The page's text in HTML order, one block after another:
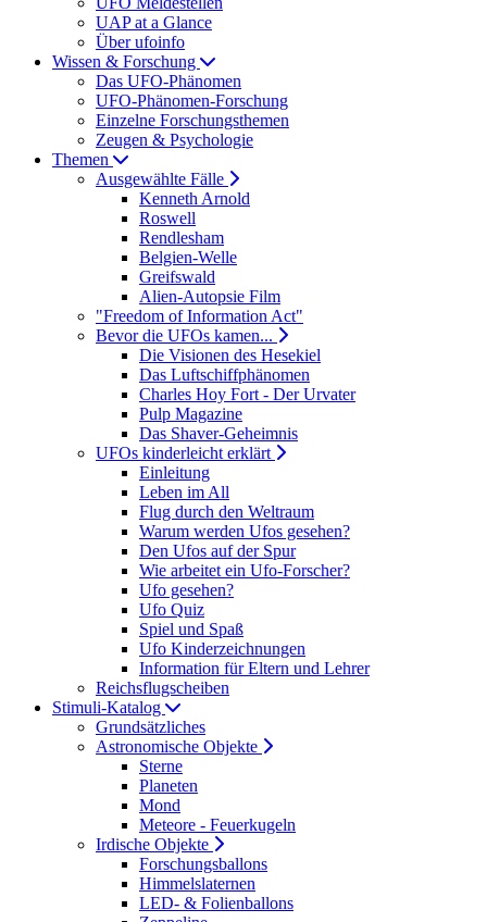
UAP at a Glance
Über ufoinfo
Wissen & Forschung
Das UFO-Phänomen
UFO-Phänomen-Forschung
Einzelne Forschungsthemen
Zeugen & Psychologie
Themen
Ausgewählte Fälle
Kenneth Arnold
Roswell
Rendlesham
Belgien-Welle
Greifswald
Alien-Autopsie Film
"Freedom of Information Act"
Bevor die UFOs kamen...
Die Visionen des Hesekiel
Das Luftschiffphänomen
Charles Hoy Fort - Der Urvater
Pulp Magazine
Das Shaver-Geheimnis
UFOs kinderleicht erklärt
Einleitung
Leben im All
Flug durch den Weltraum
Warum werden Ufos gesehen?
Den Ufos auf der Spur
Wie arbeitet ein Ufo-Forscher?
Ufo gesehen?
Ufo Quiz
Spiel und Spaß
Ufo Kinderzeichnungen
Information für Eltern und Lehrer
Reichsflugscheiben
Stimuli-Katalog
Grundsätzliches
Astronomische Objekte
Sterne
Planeten
Mond
Meteore - Feuerkugeln
Irdische Objekte
Forschungsballons
Himmelslaternen
LED- & Folienballons